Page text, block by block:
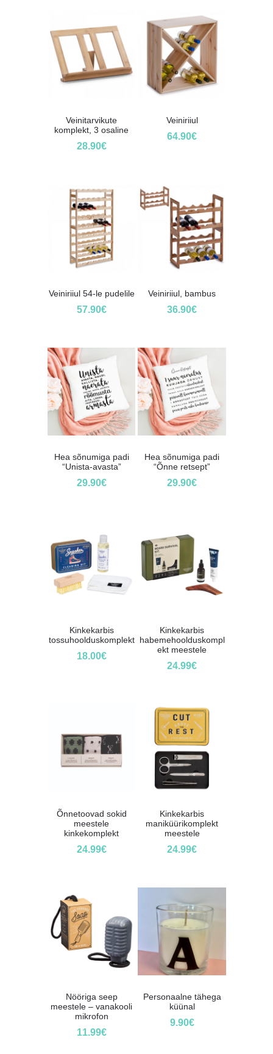
Veinitarvikute
komplekt, 3 osaline
28.90€
Veiniriiul
64.90€
Veiniriiul 54-le pudelile
57.90€
Veiniriiul, bambus
36.90€
Hea sõnumiga padi
“Unista-avasta”
29.90€
Hea sõnumiga padi
“Õnne retsept”
29.90€
Kinkekarbis
tossuhoolduskomplekt
18.00€
Kinkekarbis
habemehoolduskompl
ekt meestele
24.99€
Õnnetoovad sokid
meestele
kinkekomplekt
24.99€
Kinkekarbis
maniküürikomplekt
meestele
24.99€
Nööriga seep
meestele – vanakooli
mikrofon
11.99€
Personaalne tähega
küünal
9.90€